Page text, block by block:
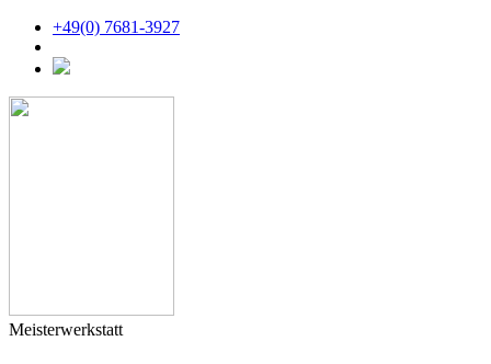
+49(0) 7681-3927
Meisterwerkstatt